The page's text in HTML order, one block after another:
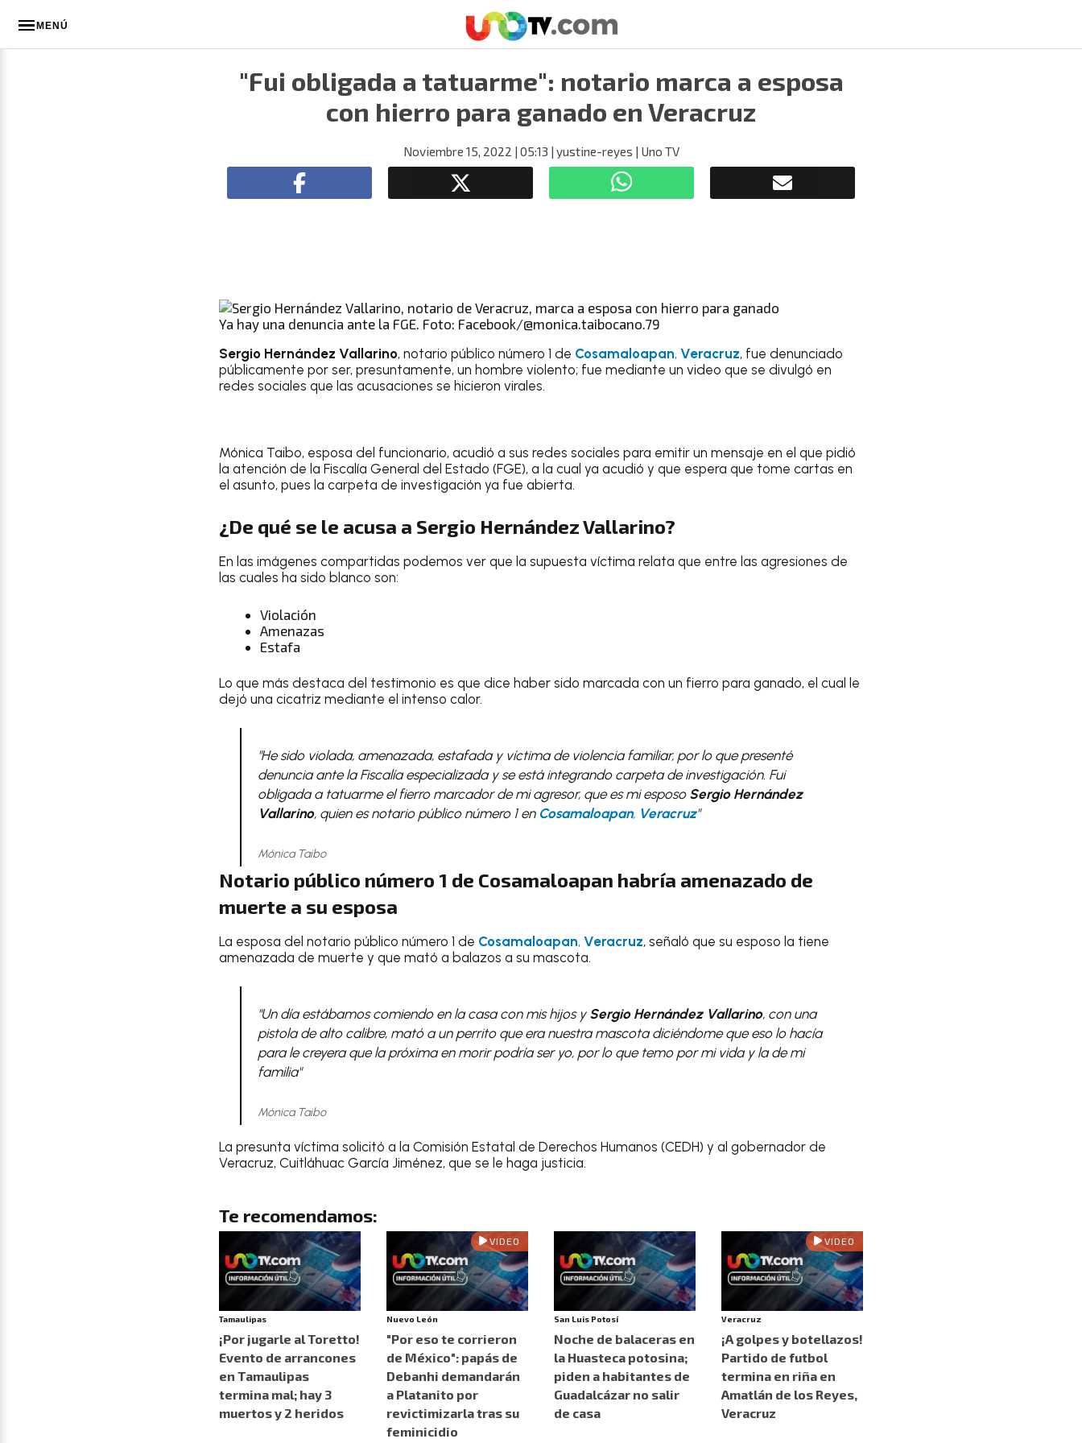
MENÚ
"Fui obligada a tatuarme": notario marca a esposa
con hierro para ganado en Veracruz
Noviembre 15, 2022 | 05:13 | yustine-reyes | Uno TV
Ya hay una denuncia ante la FGE. Foto: Facebook/@monica.taibocano.79
Sergio Hernández Vallarino, notario público número 1 de Cosamaloapan, Veracruz, fue denunciado
públicamente por ser, presuntamente, un hombre violento; fue mediante un video que se divulgó en
redes sociales que las acusaciones se hicieron virales.
Mónica Taibo, esposa del funcionario, acudió a sus redes sociales para emitir un mensaje en el que pidió
la atención de la Fiscalía General del Estado (FGE), a la cual ya acudió y que espera que tome cartas en
el asunto, pues la carpeta de investigación ya fue abierta.
¿De qué se le acusa a Sergio Hernández Vallarino?
En las imágenes compartidas podemos ver que la supuesta víctima relata que entre las agresiones de
las cuales ha sido blanco son:
Violación
Amenazas
Estafa
Lo que más destaca del testimonio es que dice haber sido marcada con un fierro para ganado, el cual le
dejó una cicatriz mediante el intenso calor.
"He sido violada, amenazada, estafada y víctima de violencia familiar, por lo que presenté
denuncia ante la Fiscalía especializada y se está integrando carpeta de investigación. Fui
obligada a tatuarme el fierro marcador de mi agresor, que es mi esposo Sergio Hernández
Vallarino, quien es notario público número 1 en Cosamaloapan, Veracruz"
Mónica Taibo
Notario público número 1 de Cosamaloapan habría amenazado de
muerte a su esposa
La esposa del notario público número 1 de Cosamaloapan, Veracruz, señaló que su esposo la tiene
amenazada de muerte y que mató a balazos a su mascota.
"Un día estábamos comiendo en la casa con mis hijos y Sergio Hernández Vallarino, con una
pistola de alto calibre, mató a un perrito que era nuestra mascota diciéndome que eso lo hacía
para le creyera que la próxima en morir podría ser yo, por lo que temo por mi vida y la de mi
familia"
Mónica Taibo
La presunta víctima solicitó a la Comisión Estatal de Derechos Humanos (CEDH) y al gobernador de
Veracruz, Cuitláhuac García Jiménez, que se le haga justicia.
Te recomendamos:
Tamaulipas
¡Por jugarle al Toretto!
Evento de arrancones
en Tamaulipas
termina mal; hay 3
muertos y 2 heridos
VIDEO
Nuevo León
"Por eso te corrieron
de México": papás de
Debanhi demandarán
a Platanito por
revictimizarla tras su
feminicidio
San Luis Potosí
Noche de balaceras en
la Huasteca potosina;
piden a habitantes de
Guadalcázar no salir
de casa
VIDEO
Veracruz
¡A golpes y botellazos!
Partido de futbol
termina en riña en
Amatlán de los Reyes,
Veracruz